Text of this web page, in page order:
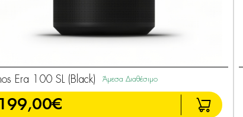
Era 100 SL (Black) Άμεσα Διαθέσιμο